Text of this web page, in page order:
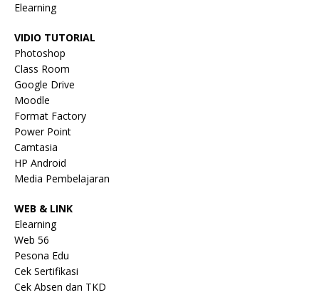
Elearning
VIDIO TUTORIAL
Photoshop
Class Room
Google Drive
Moodle
Format Factory
Power Point
Camtasia
HP Android
Media Pembelajaran
WEB & LINK
Elearning
Web 56
Pesona Edu
Cek Sertifikasi
Cek Absen dan TKD